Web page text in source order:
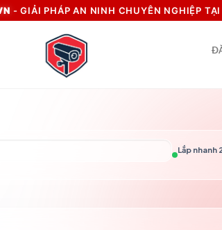
- GIẢI PHÁP AN NINH CHUYÊN NGHIỆP
Lắp nhanh